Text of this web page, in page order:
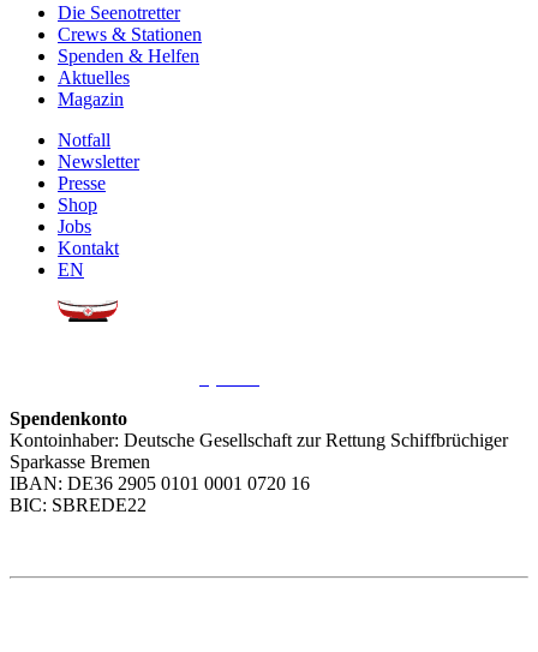
Die Seenotretter
Crews & Stationen
Spenden & Helfen
Aktuelles
Magazin
Notfall
Newsletter
Presse
Shop
Jobs
Kontakt
EN
Spendenkonto
Kontoinhaber: Deutsche Gesellschaft zur Rettung Schiffbrüchiger
Sparkasse Bremen
IBAN: DE36 2905 0101 0001 0720 16
BIC: SBREDE22